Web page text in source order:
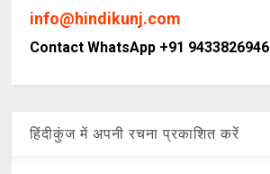
info@hindikunj.com
Contact WhatsApp +91 9433826946
हिंदीकुंज में अपनी रचना प्रकाशित करें